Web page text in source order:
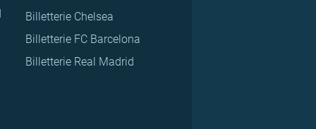
Billetterie Chelsea
Billetterie FC Barcelona
Billetterie Real Madrid